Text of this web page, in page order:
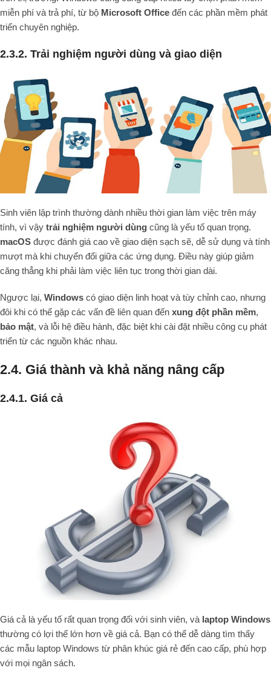
miễn phí và trả phí, từ bộ Microsoft Office đến các phần mềm phát
triển chuyên nghiệp.
2.3.2. Trải nghiệm người dùng và giao diện
Sinh viên lập trình thường dành nhiều thời gian làm việc trên máy
tính, vì vậy trải nghiệm người dùng cũng là yếu tố quan trọng.
macOS được đánh giá cao về giao diện sạch sẽ, dễ sử dụng và tính
mượt mà khi chuyển đổi giữa các ứng dụng. Điều này giúp giảm
căng thẳng khi phải làm việc liên tục trong thời gian dài.
Ngược lại, Windows có giao diện linh hoạt và tùy chỉnh cao, nhưng
đôi khi có thể gặp các vấn đề liên quan đến xung đột phần mềm,
bảo mật, và lỗi hệ điều hành, đặc biệt khi cài đặt nhiều công cụ phát
triển từ các nguồn khác nhau.
2.4. Giá thành và khả năng nâng cấp
2.4.1. Giá cả
Giá cả là yếu tố rất quan trọng đối với sinh viên, và laptop Windows
thường có lợi thế lớn hơn về giá cả. Bạn có thể dễ dàng tìm thấy
các mẫu laptop Windows từ phân khúc giá rẻ đến cao cấp, phù hợp
với mọi ngân sách.